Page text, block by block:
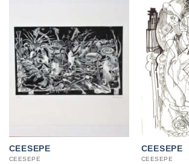
CEESEPE
CEESEPE
CEESEPE
CEESEPE